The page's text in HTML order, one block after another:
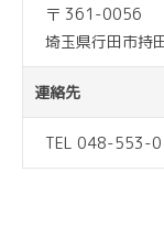
〒 361-0056
埼玉県行田市持
連絡先
TEL 048-553-